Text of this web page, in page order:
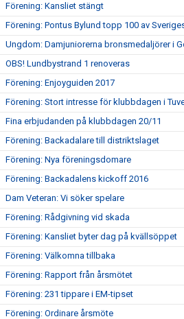
Förening: Kansliet stängt
Förening: Pontus Bylund topp 100 av
Ungdom: Damjuniorerna bronsmedaljörer i
OBS! Lundbystrand 1 renoveras
Förening: Enjoyguiden 2017
Förening: Stort intresse för klubbdagen i
Fina erbjudanden på klubbdagen 20/11
Förening: Backadalare till distriktslaget
Förening: Nya föreningsdomare
Förening: Backadalens kickoff 2016
Dam Veteran: Vi söker spelare
Förening: Rådgivning vid skada
Förening: Kansliet byter dag på kvällsöppet
Förening: Välkomna tillbaka
Förening: Rapport från årsmötet
Förening: 231 tippare i EM-tipset
Förening: Ordinare årsmöte